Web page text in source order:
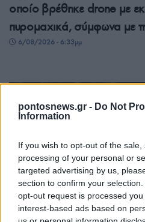
pontosnews.gr - Do Not
Information
If you wish to opt-out of the
processing of your personal or
targeted advertising by us,
section to confirm your
opt-out request is processed
interest-based ads based on
οποίο βρέθηκε drone με
πυρομαχικά, σύμφωνα με
6/08/2026 - 6:33μμ
ΚΟΣΜΟΣ